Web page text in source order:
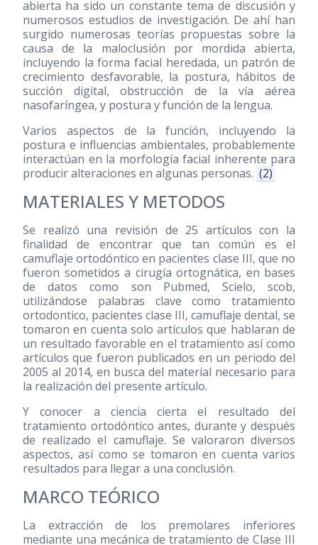
abierta ha sido un constante tema de discusión y
numerosos estudios de investigación. De ahí han
surgido numerosas teorías propuestas sobre la
causa de la maloclusión por mordida abierta,
incluyendo la forma facial heredada, un patrón de
crecimiento desfavorable, la postura, hábitos de
succión digital, obstrucción de la vía aérea
nasofaríngea, y postura y función de la lengua.
Varios aspectos de la función, incluyendo la
postura e influencias ambientales, probablemente
interactúan en la morfología facial inherente para
producir alteraciones en algunas personas. (2)
MATERIALES Y METODOS
Se realizó una revisión de 25 artículos con la
finalidad de encontrar que tan común es el
camuflaje ortodóntico en pacientes clase III, que no
fueron sometidos a cirugía ortognática, en bases
de datos como son Pubmed, Scielo, scob,
utilizándose palabras clave como tratamiento
ortodontico, pacientes clase III, camuflaje dental, se
tomaron en cuenta solo artículos que hablaran de
un resultado favorable en el tratamiento así como
artículos que fueron publicados en un periodo del
2005 al 2014, en busca del material necesario para
la realización del presente artículo.
Y conocer a ciencia cierta el resultado del
tratamiento ortodóntico antes, durante y después
de realizado el camuflaje. Se valoraron diversos
aspectos, así como se tomaron en cuenta varios
resultados para llegar a una conclusión.
MARCO TEÓRICO
La extracción de los premolares inferiores
mediante una mecánica de tratamiento de Clase III